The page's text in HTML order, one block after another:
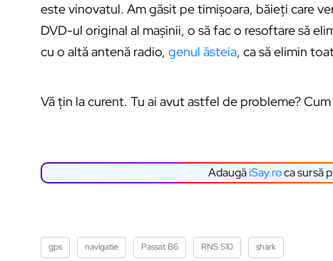
este vinovatul. Am găsit pe timișoara, băieți care
DVD-ul original al mașinii, o să fac o resoftare să
cu o altă antenă radio, genul ăsteia, ca să elimin
Vă țin la curent. Tu ai avut astfel de probleme?
AdaugăiSay.roca sursă
gps navigatie Passat B6 RNS 510 shark